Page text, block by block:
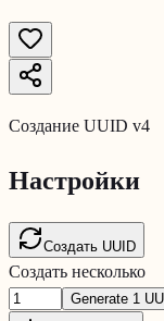
Создание UUID v4
Настройки
Создать UUID
Создать несколько
Generate 1